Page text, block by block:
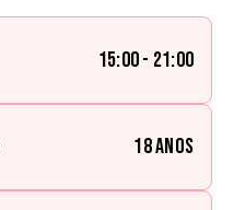
15:00 - 21:00
18 anos